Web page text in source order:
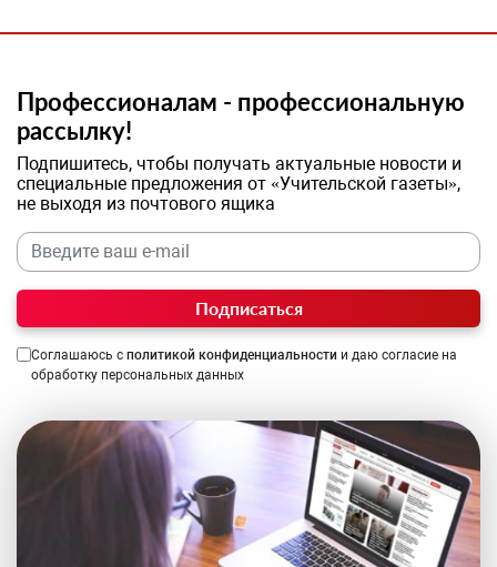
Профессионалам - профессиональную
рассылку!
Подпишитесь, чтобы получать актуальные новости и
специальные предложения от «Учительской газеты»,
не выходя из почтового ящика
Подписаться
Соглашаюсь с политикой конфиденциальности и даю согласие на
обработку персональных данных